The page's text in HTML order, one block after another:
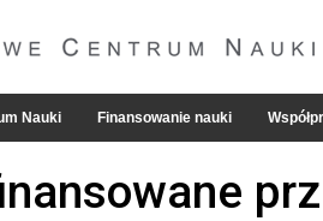
Nauki Finansowanie nauki